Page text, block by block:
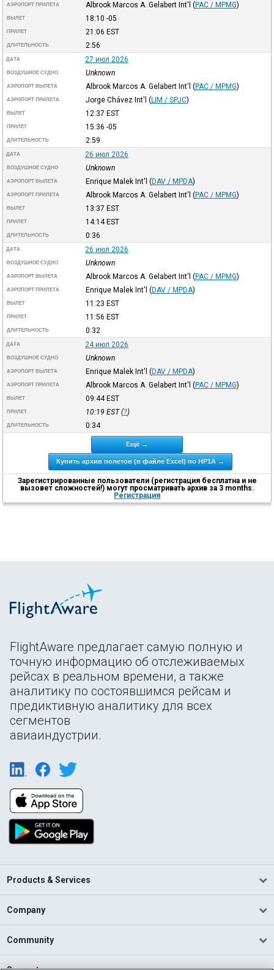
АЭРОПОРТ ПРИЛЕТА Albrook Marcos A. Gelabert Int'l (PAC / MPMG)
ВЫЛЕТ 18:10 -05
ПРИЛЕТ 21:06 EST
ДЛИТЕЛЬНОСТЬ 2:56
ДАТА 27 июл 2026
ВОЗДУШНОЕ СУДНО Unknown
АЭРОПОРТ ВЫЛЕТА Albrook Marcos A. Gelabert Int'l (PAC / MPMG)
АЭРОПОРТ ПРИЛЕТА Jorge Chávez Int'l (LIM / SPJC)
ВЫЛЕТ 12:37 EST
ПРИЛЕТ 15:36 -05
ДЛИТЕЛЬНОСТЬ 2:59
ДАТА 26 июл 2026
ВОЗДУШНОЕ СУДНО Unknown
АЭРОПОРТ ВЫЛЕТА Enrique Malek Int'l (DAV / MPDA)
АЭРОПОРТ ПРИЛЕТА Albrook Marcos A. Gelabert Int'l (PAC / MPMG)
ВЫЛЕТ 13:37 EST
ПРИЛЕТ 14:14 EST
ДЛИТЕЛЬНОСТЬ 0:36
ДАТА 26 июл 2026
ВОЗДУШНОЕ СУДНО Unknown
АЭРОПОРТ ВЫЛЕТА Albrook Marcos A. Gelabert Int'l (PAC / MPMG)
АЭРОПОРТ ПРИЛЕТА Enrique Malek Int'l (DAV / MPDA)
ВЫЛЕТ 11:23 EST
ПРИЛЕТ 11:56 EST
ДЛИТЕЛЬНОСТЬ 0:32
ДАТА 24 июл 2026
ВОЗДУШНОЕ СУДНО Unknown
АЭРОПОРТ ВЫЛЕТА Enrique Malek Int'l (DAV / MPDA)
АЭРОПОРТ ПРИЛЕТА Albrook Marcos A. Gelabert Int'l (PAC / MPMG)
ВЫЛЕТ 09:44 EST
ПРИЛЕТ 10:19 EST(?)
ДЛИТЕЛЬНОСТЬ 0:34
Ещё →
Купить архив полетов (в файле Excel) по HP1A →
Зарегистрированные пользователи (регистрация бесплатна и не
вызовет сложностей!) могут просматривать архив за 3 months.
Регистрация
FlightAware предлагает самую полную и
точную информацию об отслеживаемых
рейсах в реальном времени, а также
аналитику по состоявшимся рейсам и
предиктивную аналитику для всех
сегментов
авиаиндустрии.
Products & Services
Company
Community